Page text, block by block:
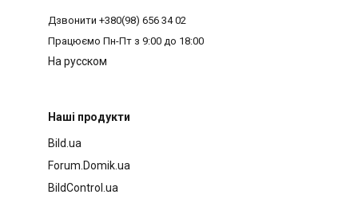
Дзвонити +380(98) 656 34 02
Працюємо Пн-Пт з 9:00 до 18:00
На русском
Наші продукти
Bild.ua
Forum.Domik.ua
BildControl.ua